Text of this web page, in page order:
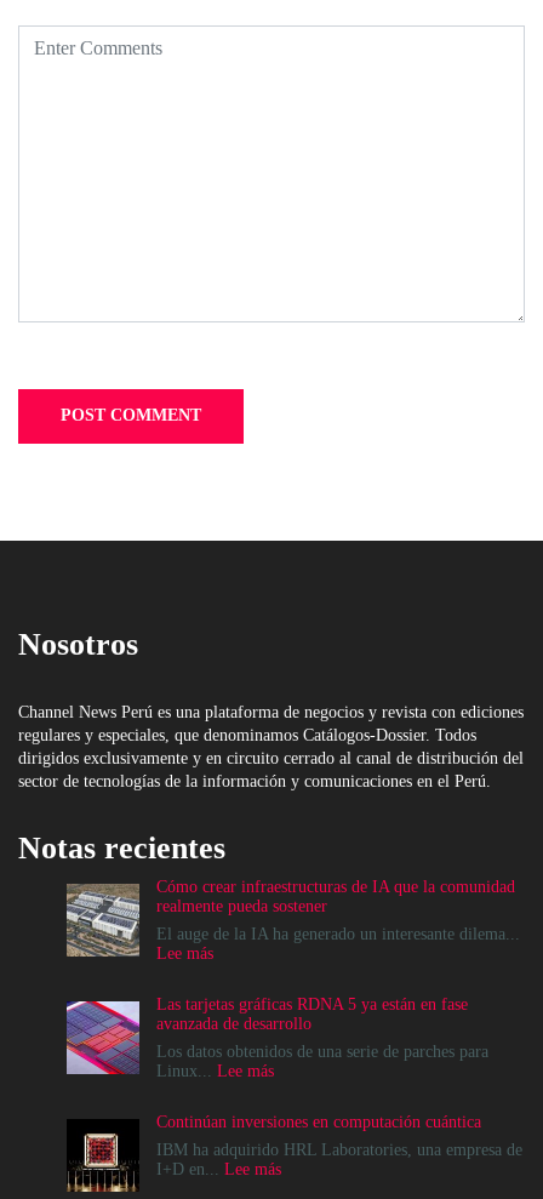
Nosotros
Channel News Perú es una plataforma de negocios y revista con ediciones
regulares y especiales, que denominamos Catálogos-Dossier. Todos
dirigidos exclusivamente y en circuito cerrado al canal de distribución del
sector de tecnologías de la información y comunicaciones en el Perú.
Notas recientes
Cómo crear infraestructuras de IA que la comunidad
realmente pueda sostener
El auge de la IA ha generado un interesante dilema...
Lee más:
infraestructuras
de
IA
que
realmente
pueda
sostener
Las tarjetas gráficas RDNA 5 ya están en fase
avanzada de desarrollo
Los datos obtenidos de una serie de parches para
Linux... Lee más:
gráficas
RDNA
5
Continúan inversiones en computación cuántica
IBM ha adquirido HRL Laboratories, una empresa de
I+D en... Lee más: